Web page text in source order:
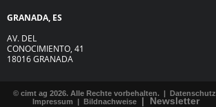
GRANADA, ES
AV. DEL
CONOCIMIENTO, 41
18016 GRANADA
© cimt ag 2026. Alle Rechte vorbehalten. | Datenschutz
Impressum
| Bildnachweise | Newsletter